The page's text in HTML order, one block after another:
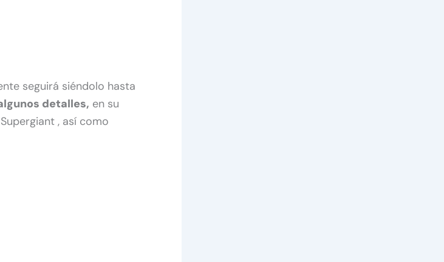
seguirá siéndolo hasta
detalles, en su
, así como